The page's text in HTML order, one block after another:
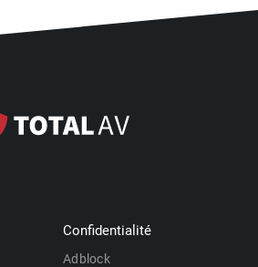
Confidentialité
Adblock